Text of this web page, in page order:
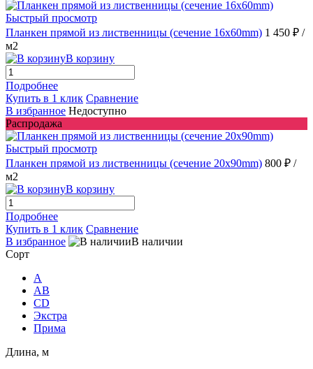
Быстрый просмотр
Планкен прямой из лиственницы (сечение 16х60mm) 1 450 ₽ /
м2
В корзину
Подробнее
Купить в 1 клик Сравнение
В избранное Недоступно
Распродажа
Быстрый просмотр
Планкен прямой из лиственницы (сечение 20х90mm) 800 ₽ /
м2
В корзину
Подробнее
Купить в 1 клик Сравнение
В избранное
В наличии
Сорт
A
AB
CD
Экстра
Прима
Длина, м